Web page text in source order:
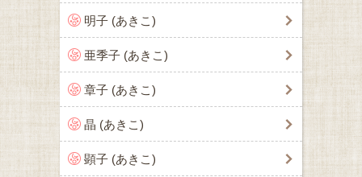
明子 (あきこ)
亜季子 (あきこ)
章子 (あきこ)
晶 (あきこ)
顕子 (あきこ)